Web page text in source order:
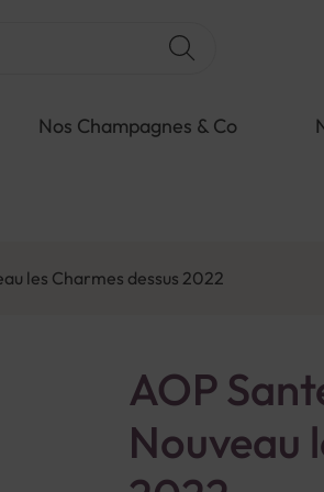
Nos Champagnes & Co
les Charmes dessus 2022
AOP
Nouveau